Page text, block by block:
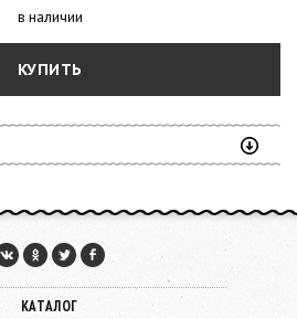
в наличии
КУПИТЬ
КАТАЛОГ